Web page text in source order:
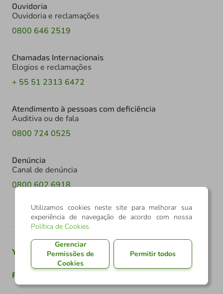
Ouvidoria
Ouvidoria e reclamações
0800 646 2519
Chamadas Internacionais
Elogios e reclamações
+ 55 51 2313 6472
Atendimento à pessoas com deficiência
Auditiva ou de fala
0800 724 0525
Denúncia
Canal de denúncia
0800 602 6918
Youtube Twitter Linkedin Instagram
Facebook
Utilizamos cookies neste site para melhorar sua
experiência de navegação de acordo com nossa
Política de Cookies.
Gerenciar
Permissões de
Cookies
Permitir todos